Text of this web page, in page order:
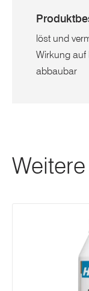
löst und
Wirkung auf
abbaubar